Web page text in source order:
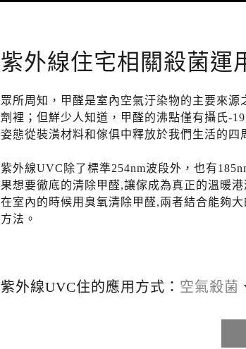
紫外線住宅相關殺菌運
眾所周知，甲醛是室內空氣汙染物的主要來
劑裡；但鮮少人知道，甲醛的沸點僅有攝氏-
姿態從裝潢材料和傢俱中釋放於我們生活的四
紫外線UVC除了標準254nm波段外，也有
果想要徹底的清除甲醛,讓傢成為真正的溫暖
在室內的時候用臭氧清除甲醛,兩者結合能夠
方法。
紫外線UVC住的應用方式： 空氣殺菌